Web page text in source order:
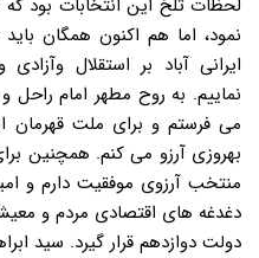
لحظات تلخ این انتخابات بود
نمود، اما هم اکنون همگان
ایرانی آباد بر استقلال
نماییم. به روح مطهر امام راحل
می فرستم و برای ملت قهرمان
بهروزی آرزو می کنم. همچنین
منتخب آرزوی موفقیت دارم و
دغدغه های اقتصادی مردم و
دولت دوازدهم قرار گیرد. سید ابراهیم رئیسی